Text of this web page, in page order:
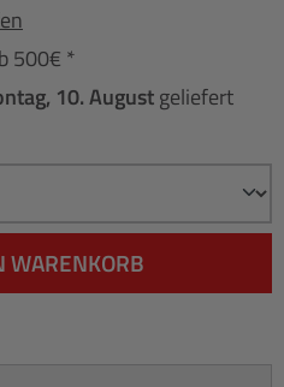
500€ *
10. Augustgeliefert
WARENKORB